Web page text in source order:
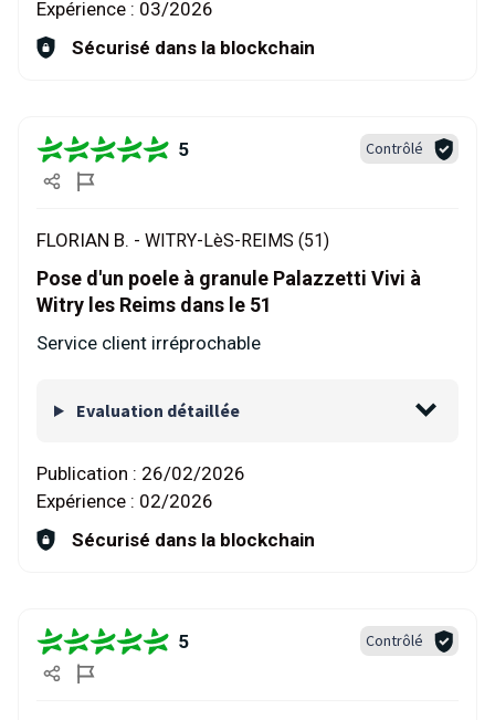
Expérience : 03/2026
Sécurisé dans la blockchain
5 Contrôlé
FLORIAN B. - WITRY-LèS-REIMS (51)
Pose d'un poele à granule Palazzetti Vivi à
Witry les Reims dans le 51
Service client irréprochable
Evaluation détaillée
Publication : 26/02/2026
Expérience : 02/2026
Sécurisé dans la blockchain
5 Contrôlé